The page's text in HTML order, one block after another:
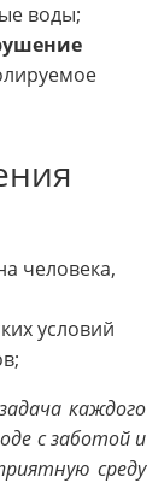
воды;
человека,
условий
каждого
с заботой и
среду